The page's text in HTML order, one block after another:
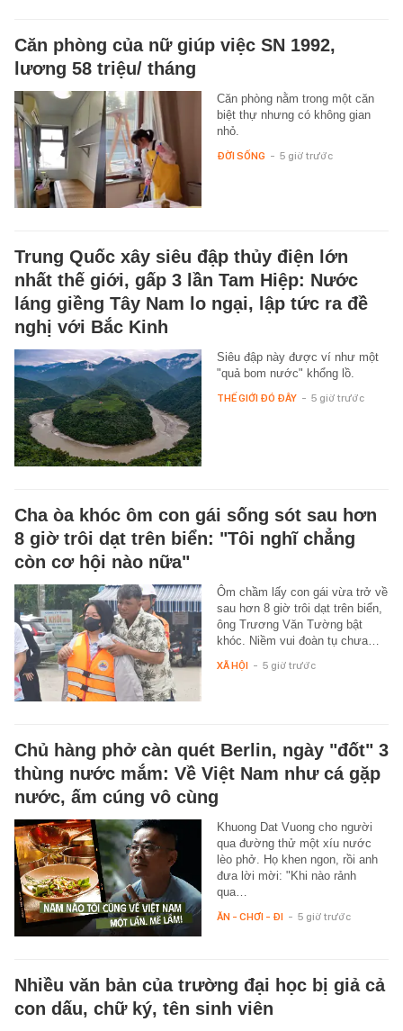
Căn phòng của nữ giúp việc SN 1992,
lương 58 triệu/ tháng
Căn phòng nằm trong một căn
biệt thự nhưng có không gian
nhỏ.
ĐỜI SỐNG - 5 giờ trước
Trung Quốc xây siêu đập thủy điện lớn
nhất thế giới, gấp 3 lần Tam Hiệp: Nước
láng giềng Tây Nam lo ngại, lập tức ra đề
nghị với Bắc Kinh
Siêu đập này được ví như một
"quả bom nước" khổng lồ.
THẾ GIỚI ĐÓ ĐÂY - 5 giờ trước
Cha òa khóc ôm con gái sống sót sau hơn
8 giờ trôi dạt trên biển: "Tôi nghĩ chẳng
còn cơ hội nào nữa"
Ôm chầm lấy con gái vừa trở về
sau hơn 8 giờ trôi dạt trên biển,
ông Trương Văn Tường bật
khóc. Niềm vui đoàn tụ chưa…
XÃ HỘI - 5 giờ trước
Chủ hàng phở càn quét Berlin, ngày "đốt" 3
thùng nước mắm: Về Việt Nam như cá gặp
nước, ấm cúng vô cùng
Khuong Dat Vuong cho người
qua đường thử một xíu nước
lèo phở. Họ khen ngon, rồi anh
đưa lời mời: "Khi nào rảnh
qua…
ĂN - CHƠI - ĐI - 5 giờ trước
Nhiều văn bản của trường đại học bị giả cả
con dấu, chữ ký, tên sinh viên